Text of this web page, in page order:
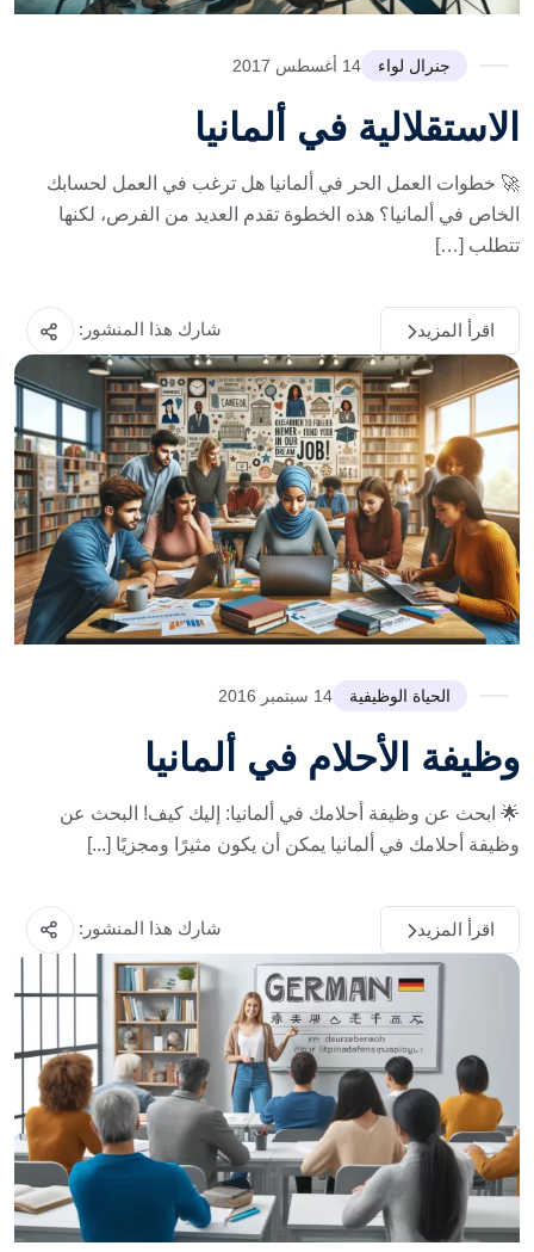
جنرال لواء 14 أغسطس 2017
الاستقلالية في ألمانيا
🚀 خطوات العمل الحر في ألمانيا هل ترغب في العمل لحسابك
الخاص في ألمانيا؟ هذه الخطوة تقدم العديد من الفرص، لكنها
تتطلب […]
اقرأ المزيد شارك هذا المنشور:
الحياة الوظيفية 14 سبتمبر 2016
وظيفة الأحلام في ألمانيا
🌟 ابحث عن وظيفة أحلامك في ألمانيا: إليك كيف! البحث عن
وظيفة أحلامك في ألمانيا يمكن أن يكون مثيرًا ومجزيًا [...]
اقرأ المزيد شارك هذا المنشور: